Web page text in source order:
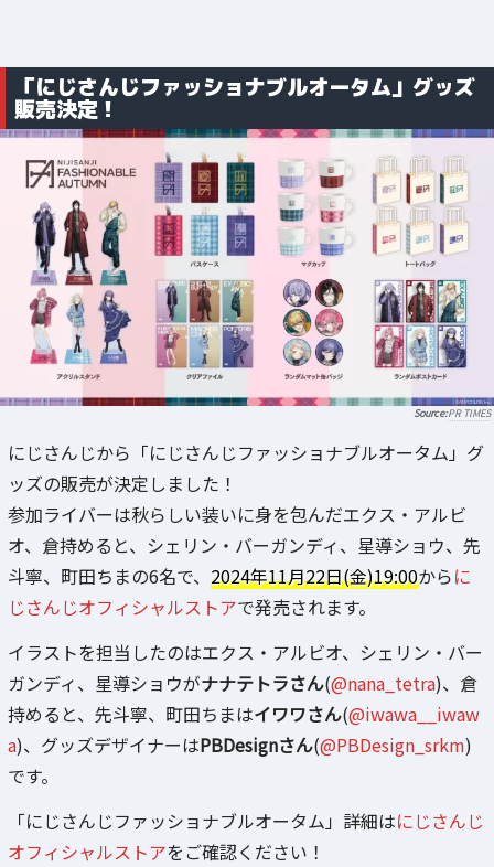
「にじさんじファッショナブルオータム」グッズ
販売決定！
PR TIMES
にじさんじから「にじさんじファッショナブルオータム」グ
ッズの販売が決定しました！
参加ライバーは秋らしい装いに身を包んだエクス・アルビ
オ、倉持めると、シェリン・バーガンディ、星導ショウ、先
斗寧、町田ちまの6名で、 2024年11月22日(金)19:00からに
じさんじオフィシャルストアで発売されます。
イラストを担当したのはエクス・アルビオ、シェリン・バー
ガンディ、星導ショウがナナテトラさん(@nana_tetra)、倉
持めると、先斗寧、町田ちまはイワワさん(@iwawa__iwaw
a)、グッズデザイナーはPBDesignさん(@PBDesign_srkm)
です。
「にじさんじファッショナブルオータム」詳細はにじさんじ
オフィシャルストアをご確認ください！